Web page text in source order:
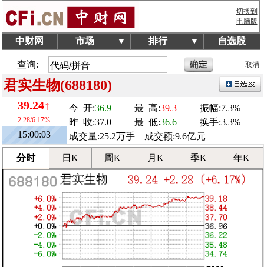
切换到
电脑版
中财网 市场 ▼ 排行 ▼ 自选股
查询: 取消
君实生物(688180)
39.24↑
2.28/6.17%
15:00:03
今 开:36.9 最 高:39.3
振幅:7.3%
昨 收:37.0
最 低:36.6
换手:3.3%
成交量:25.2万手 成交额:9.6亿元
分时 日K 周K 月K 季K 年K